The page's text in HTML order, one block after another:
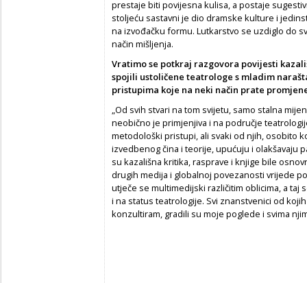
prestaje biti povijesna kulisa, a postaje
stoljeću sastavni je dio dramske kulture i
na izvođačku formu. Lutkarstvo se uzdiglo do
način mišljenja.
Vratimo se potkraj razgovora povijesti
spojili ustoličene teatrologe s mladim
pristupima koje na neki način prate
„Od svih stvari na tom svijetu, samo stalna
neobično je primjenjiva i na područje
metodološki pristupi, ali svaki od njih, osobito
izvedbenog čina i teorije, upućuju i olakšavaju
su kazališna kritika, rasprave i knjige bile
drugih medija i globalnoj povezanosti vrijede
utječe se multimedijski različitim oblicima, a
i na status teatrologije. Svi znanstvenici od
konzultiram, gradili su moje poglede i svima